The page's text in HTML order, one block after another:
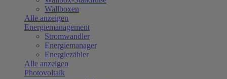
Wallboxen
Alle anzeigen
Energiemanagement
Stromwandler
Energiemanager
Energiezähler
Alle anzeigen
Photovoltaik